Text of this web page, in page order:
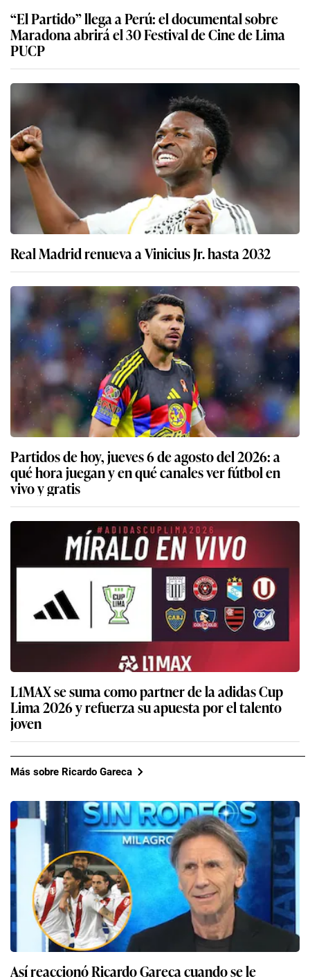
“El Partido” llega a Perú: el documental sobre
Maradona abrirá el 30 Festival de Cine de Lima
PUCP
Real Madrid renueva a Vinicius Jr. hasta 2032
Partidos de hoy, jueves 6 de agosto del 2026: a
qué hora juegan y en qué canales ver fútbol en
vivo y gratis
L1MAX se suma como partner de la adidas Cup
Lima 2026 y refuerza su apuesta por el talento
joven
Más sobre Ricardo Gareca
Así reaccionó Ricardo Gareca cuando se le